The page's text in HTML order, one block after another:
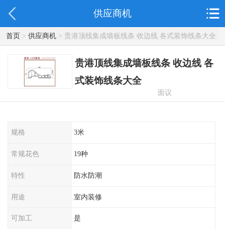
供应商机
首页> 供应商机> 贵港顶线集成墙板线条 收边线 各式装饰线条大全
贵港顶线集成墙板线条 收边线 各
式装饰线条大全
面议
规格 3米
常规花色 19种
特性 防水防潮
用途 室内装修
可加工 是